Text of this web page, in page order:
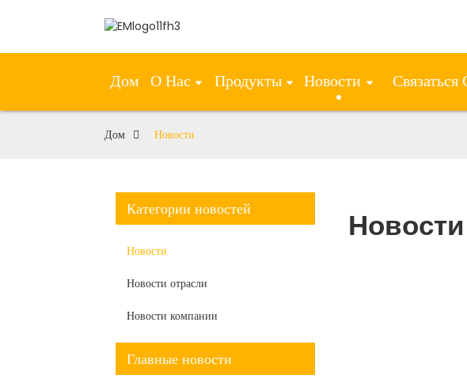
Дом О Нас Продукты Новости
Дом Новости
Категории новостей
Новости
Новости отрасли
Новости компании
Главные новости
Новости